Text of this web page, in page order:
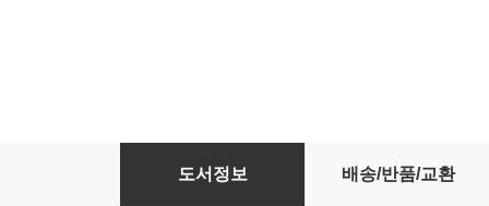
그랜드 부다페스트 호텔
도서정보 배송/반품/교환